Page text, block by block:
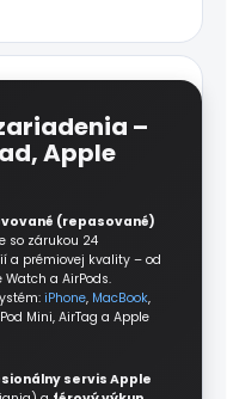
–
Apple
(repasované)
so zárukou 24
a prémiovej kvality – od
Watch a AirPods.
iPhone, MacBook,
Mini, AirTag a Apple
servis Apple